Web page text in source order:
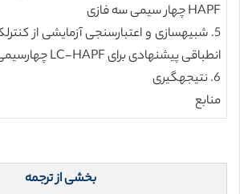
HAPF چهار سیمی سه فازی
انطباقی پیشنهادی برای LC-HAPF چهارسیمی سه فازی
6. نتیجهگیری
منابع
بخشی از ترجمه